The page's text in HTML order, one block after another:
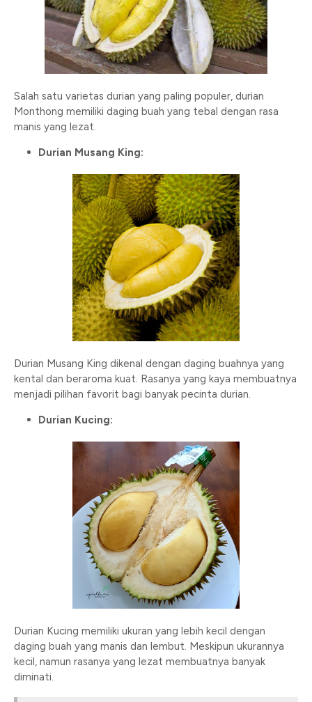
Salah satu varietas durian yang paling populer, durian
Monthong memiliki daging buah yang tebal dengan rasa
manis yang lezat.
Durian Musang King:
Durian Musang King dikenal dengan daging buahnya yang
kental dan beraroma kuat. Rasanya yang kaya membuatnya
menjadi pilihan favorit bagi banyak pecinta durian.
Durian Kucing:
Durian Kucing memiliki ukuran yang lebih kecil dengan
daging buah yang manis dan lembut. Meskipun ukurannya
kecil, namun rasanya yang lezat membuatnya banyak
diminati.